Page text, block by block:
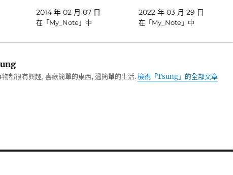
2014 年 02 月 07 日
在「My_Note」中
2022 年 03 月 29 日
在「My_Note」中
都很有興趣, 喜歡簡單的東西, 過簡單的生活.檢視「Tsung」的全部文章